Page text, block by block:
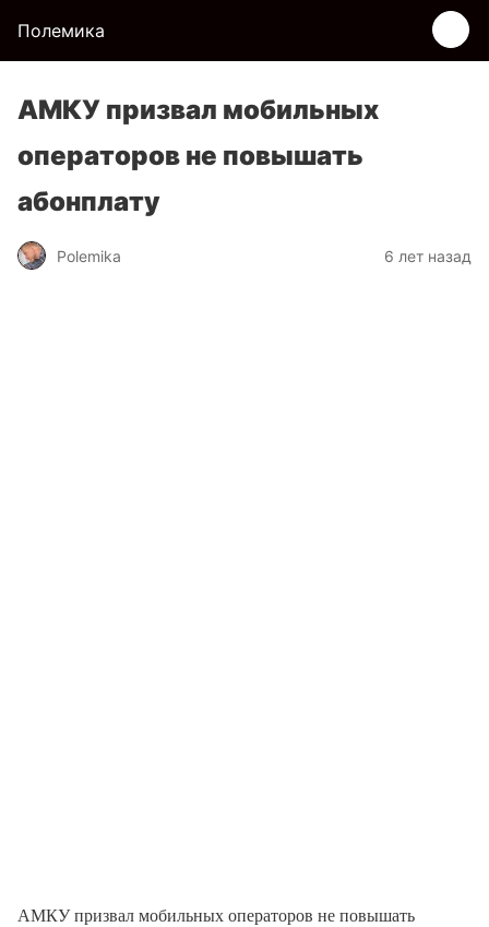
Полемика
АМКУ призвал мобильных
операторов не повышать
абонплату
Polemika 6 лет назад
АМКУ призвал мобильных операторов не повышать